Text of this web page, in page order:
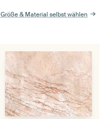
Größe & Material selbst wählen